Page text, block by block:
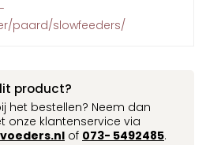
paard/slowfeeders/
product?
het bestellen? Neem dan
klantenservice via
of 073- 5492485.